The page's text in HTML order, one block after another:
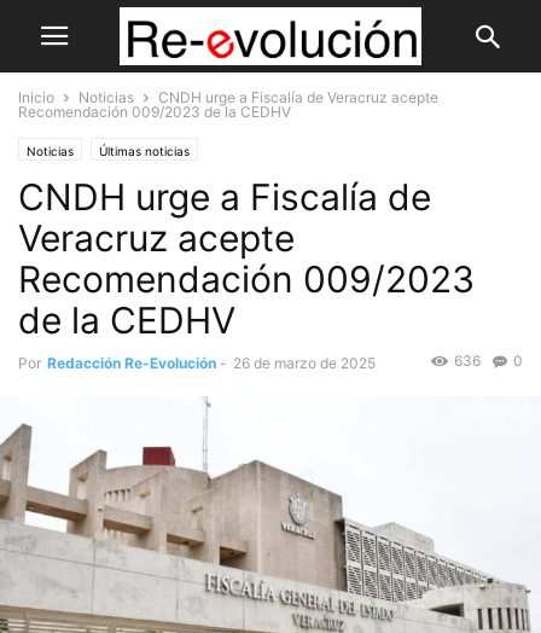
Inicio Noticias
CNDH urge a Fiscalía de Veracruz acepte
Recomendación 009/2023 de la CEDHV
Noticias Últimas noticias
CNDH urge a Fiscalía de
Veracruz acepte
Recomendación 009/2023
de la CEDHV
Por Redacción Re-Evolución - 26 de marzo de 2025 0
636